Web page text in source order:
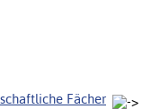
Fächer